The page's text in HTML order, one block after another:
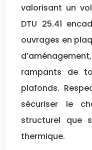
valorisant un
DTU 25.41
ouvrages en
rampants de
plafonds.
sécuriser le
structurel que
thermique.